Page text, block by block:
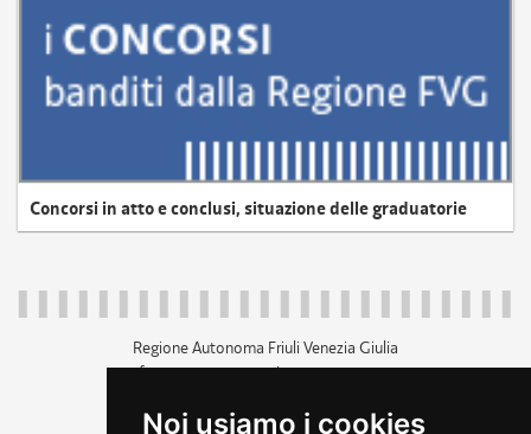
Noi usiamo i cookies
Concorsi in atto e conclusi, situazione delle graduatorie
Regione Autonoma Friuli Venezia Giulia
c.f. 80014930327; p.iva 00526040324
+39 040 3771111